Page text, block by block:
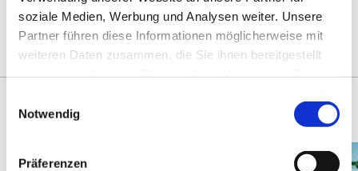
soziale Medien, Werbung und Analysen weiter. Unsere
Partner führen diese Informationen möglicherweise mit
weiteren Daten zusammen, die Sie ihnen bereitgestellt
Notwendig
Präferenzen
YOU MIGHT ALSO BE
INTERESTED IN